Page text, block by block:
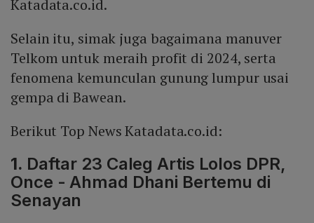
Katadata.co.id.
Selain itu, simak juga bagaimana manuver
Telkom untuk meraih profit di 2024, serta
fenomena kemunculan gunung lumpur usai
gempa di Bawean.
Berikut Top News Katadata.co.id:
1. Daftar 23 Caleg Artis Lolos DPR,
Once - Ahmad Dhani Bertemu di
Senayan